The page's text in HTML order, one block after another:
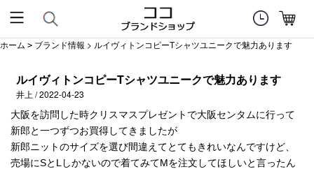
ホーム > ブランド情報 > ルイヴィトンコピーTシャツユニークで魅力あります
ルイヴィトンコピーTシャツユニークで魅力あります
井上 / 2022-04-23
大阪を訪問した時クリスマスプレゼントで大阪センタムに行って
新郎と一つずつお買得してきましたが
新郎ニットのサイズを選び間違えてとてもきれいなんですけど、
売場にSとLしかないので着てみてMを注文してほしいと言ったん